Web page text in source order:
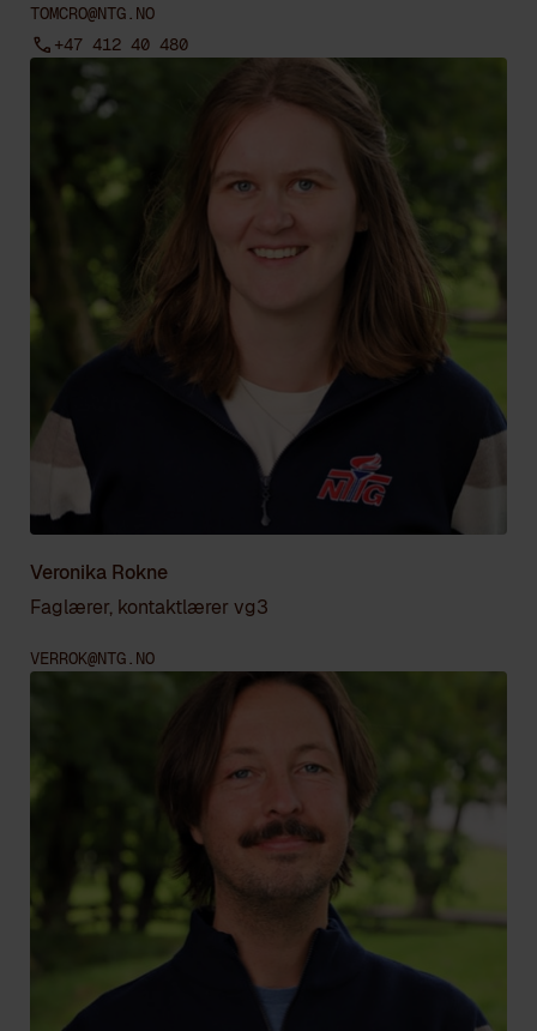
TOMCRO@NTG.NO
+47 412 40 480
Veronika Rokne
Faglærer, kontaktlærer vg3
VERROK@NTG.NO